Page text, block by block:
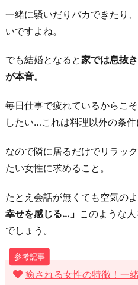
一緒に騒いだりバカできたり
いですよね。
でも結婚となると家では息抜
が本音。
毎日仕事で疲れているからこ
したい…これは料理以外の条件
なので隣に居るだけでリラッ
たい女性に求めること。
たとえ会話が無くても空気のよ
幸せを感じる…」 このような
でしょう。
癒される女性の特徴！一